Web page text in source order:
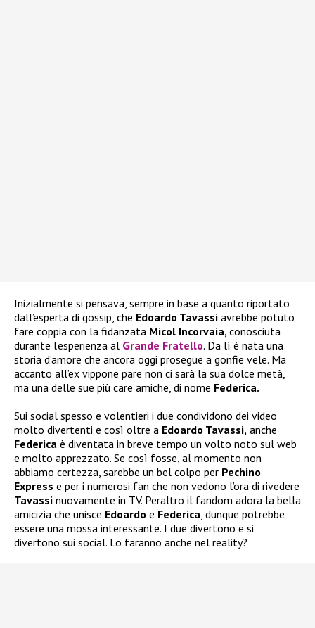
Inizialmente si pensava, sempre in base a quanto riportato
dall’esperta di gossip, che Edoardo Tavassi avrebbe potuto
fare coppia con la fidanzata Micol Incorvaia, conosciuta
durante l’esperienza al Grande Fratello. Da lì è nata una
storia d’amore che ancora oggi prosegue a gonfie vele. Ma
accanto all’ex vippone pare non ci sarà la sua dolce metà,
ma una delle sue più care amiche, di nome Federica.
Sui social spesso e volentieri i due condividono dei video
molto divertenti e così oltre a Edoardo Tavassi, anche
Federica è diventata in breve tempo un volto noto sul web
e molto apprezzato. Se così fosse, al momento non
abbiamo certezza, sarebbe un bel colpo per Pechino
Express e per i numerosi fan che non vedono l’ora di rivedere
Tavassi nuovamente in TV. Peraltro il fandom adora la bella
amicizia che unisce Edoardo e Federica , dunque potrebbe
essere una mossa interessante. I due divertono e si
divertono sui social. Lo faranno anche nel reality?